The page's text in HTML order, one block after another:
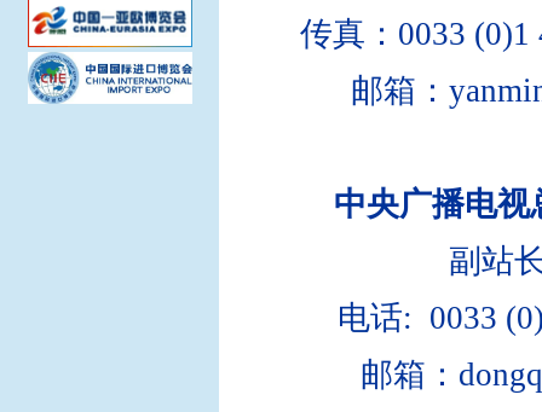
传真：0033 (0)1
邮箱：
中央广播电视
副站
电话: 0033
邮箱：dong